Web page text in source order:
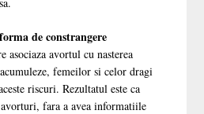
de constrangere
asociaza avortul cu nasterea
femeilor si celor dragi
riscuri. Rezultatul este ca
fara a avea informatiile